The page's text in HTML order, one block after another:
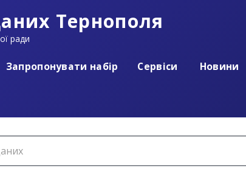
Тернополя
ради
Запропонувати набір Сервіси Новини